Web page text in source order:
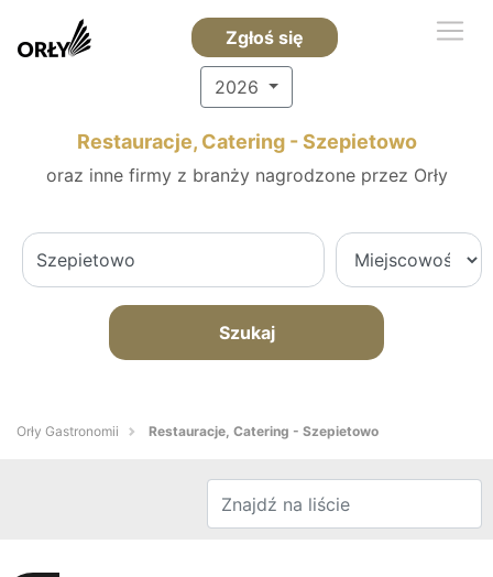
Zgłoś się
2026
Restauracje, Catering - Szepietowo
oraz inne firmy z branży nagrodzone przez Orły
Szukaj
Orły Gastronomii Restauracje, Catering - Szepietowo